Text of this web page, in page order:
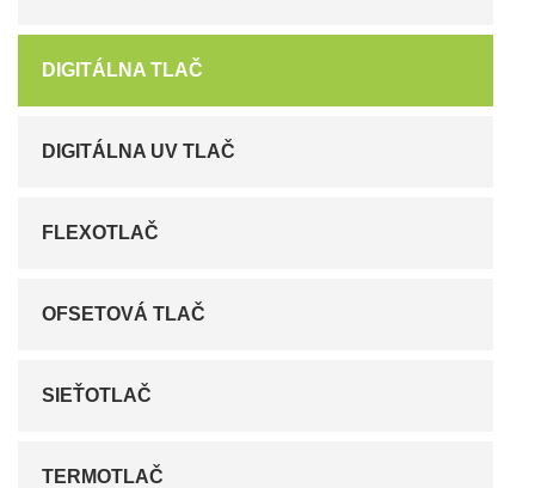
DIGITÁLNA TLAČ
DIGITÁLNA UV TLAČ
FLEXOTLAČ
OFSETOVÁ TLAČ
SIEŤOTLAČ
TERMOTLAČ